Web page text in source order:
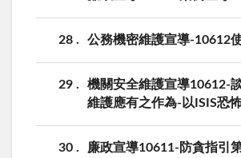
28 公務機密維護宣導-10612
29
機關安全維護宣導10612-
維護應有之作為-以ISIS恐
30
廉政宣導10611-防貪指引